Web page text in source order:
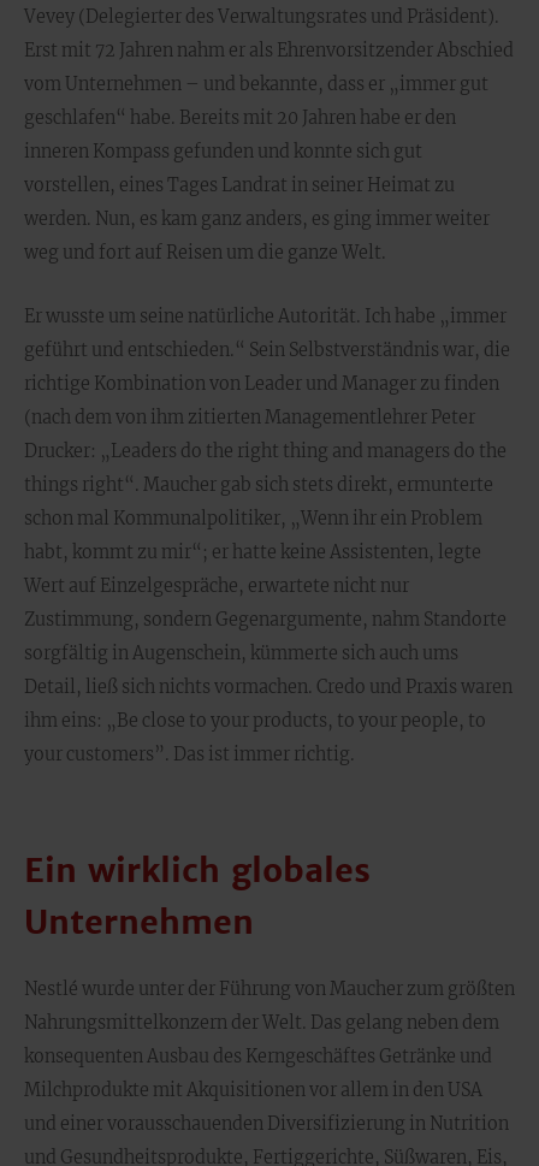
Vevey (Delegierter des Verwaltungsrates und Präsident).
Erst mit 72 Jahren nahm er als Ehrenvorsitzender Abschied
vom Unternehmen – und bekannte, dass er „immer gut
geschlafen“ habe. Bereits mit 20 Jahren habe er den
inneren Kompass gefunden und konnte sich gut
vorstellen, eines Tages Landrat in seiner Heimat zu
werden. Nun, es kam ganz anders, es ging immer weiter
weg und fort auf Reisen um die ganze Welt.
Er wusste um seine natürliche Autorität. Ich habe „immer
geführt und entschieden.“ Sein Selbstverständnis war, die
richtige Kombination von Leader und Manager zu finden
(nach dem von ihm zitierten Managementlehrer Peter
Drucker: „Leaders do the right thing and managers do the
things right“. Maucher gab sich stets direkt, ermunterte
schon mal Kommunalpolitiker, „Wenn ihr ein Problem
habt, kommt zu mir“; er hatte keine Assistenten, legte
Wert auf Einzelgespräche, erwartete nicht nur
Zustimmung, sondern Gegenargumente, nahm Standorte
sorgfältig in Augenschein, kümmerte sich auch ums
Detail, ließ sich nichts vormachen. Credo und Praxis waren
ihm eins: „Be close to your products, to your people, to
your customers”. Das ist immer richtig.
Ein wirklich globales
Unternehmen
Nestlé wurde unter der Führung von Maucher zum größten
Nahrungsmittelkonzern der Welt. Das gelang neben dem
konsequenten Ausbau des Kerngeschäftes Getränke und
Milchprodukte mit Akquisitionen vor allem in den USA
und einer vorausschauenden Diversifizierung in Nutrition
und Gesundheitsprodukte, Fertiggerichte, Süßwaren, Eis,